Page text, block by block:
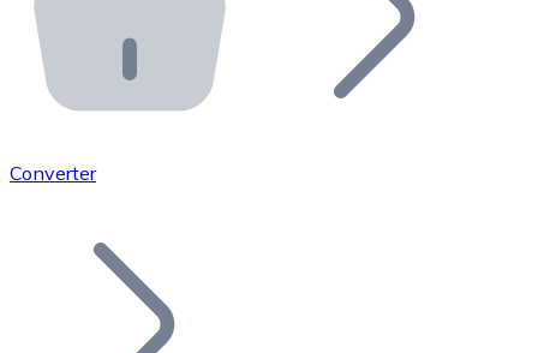
API Bitnovo
Integre nossa API no seu ecossistema.
Junte-se à nossa rede de revendedores e comercialize
Adicione o token do seu projeto ao nosso serviço de
Converter